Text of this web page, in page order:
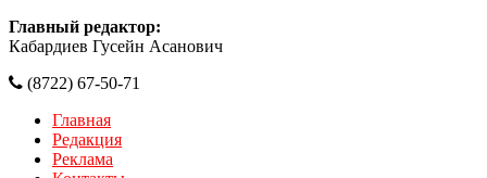
Главный редактор:
Кабардиев Гусейн Асанович
(8722) 67-50-71
Главная
Редакция
Реклама